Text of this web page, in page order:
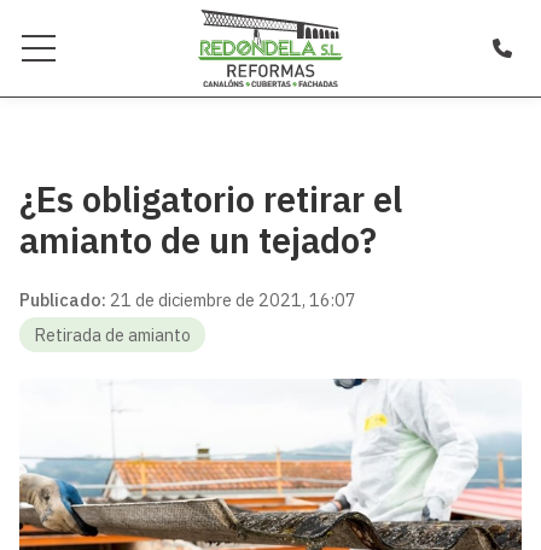
¿Es obligatorio retirar el
amianto de un tejado?
Publicado: 21 de diciembre de 2021, 16:07
Retirada de amianto